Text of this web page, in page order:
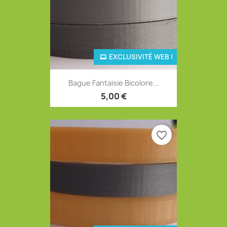
Bague Fantaisie Bicolore...
5,00 €
EXCLUSIVITÉ WEB !
favorite_border